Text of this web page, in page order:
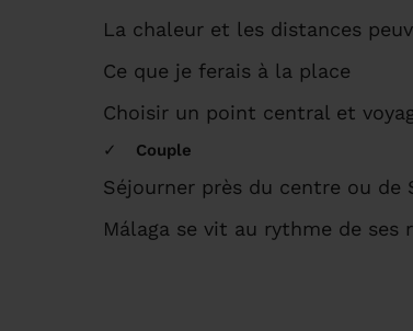
La chaleur et les distances
Ce que je ferais à la place
Choisir un point central et
Couple
Séjourner près du centre ou de
Málaga se vit au rythme de